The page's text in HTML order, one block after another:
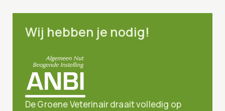
Wij hebben je nodig!
De Groene Veterinair draait volledig op